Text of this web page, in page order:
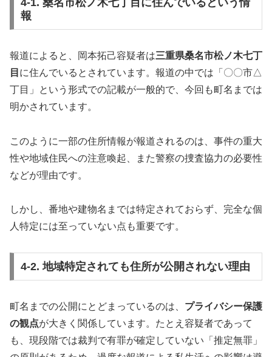
報
報道によると、岡本拓己容疑者は三重県桑名市松ノ木七丁
目 に住んでいるとされています。報道の中では「〇〇市△
丁目」という形式での記載が一般的で、今回も町名までは
明かされています。
このように一部の住所情報が報道されるのは、事件の重大
性や地域住民への注意喚起、また警察の捜査協力の必要性
などが理由です。
しかし、番地や建物名までは特定されておらず、完全な個
人特定には至っていない点も重要です。
4-2. 地域特定されても住所が公開されない理由
町名までの公開にとどまっているのは、 プライバシー保護
の観点が大きく関係しています。たとえ容疑者であって
も、現段階では裁判で有罪が確定していない「推定無罪」